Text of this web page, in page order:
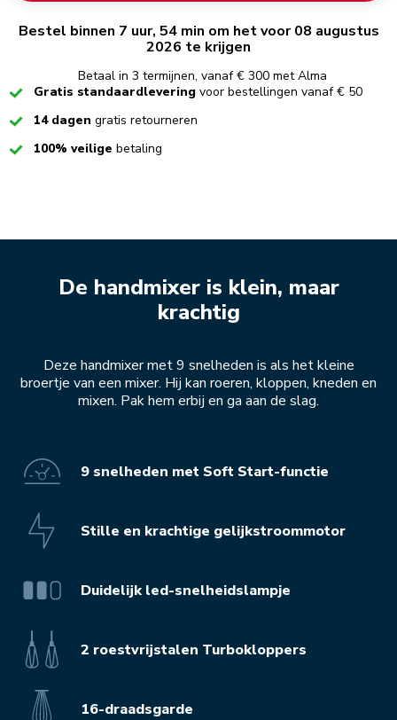
Bestel binnen 7 uur, 54 min om het voor 08 augustus
2026 te krijgen
Betaal in 3 termijnen, vanaf € 300 met Alma
CheckedGratis standaardlevering voor bestellingen vanaf € 50
Checked14 dagen gratis retourneren
Checked100% veilige betaling
De handmixer is klein, maar
krachtig
Deze handmixer met 9 snelheden is als het kleine
broertje van een mixer. Hij kan roeren, kloppen, kneden en
mixen. Pak hem erbij en ga aan de slag.
9 snelheden met Soft Start-functie
Stille en krachtige gelijkstroommotor
Duidelijk led-snelheidslampje
2 roestvrijstalen Turbokloppers
16-draadsgarde